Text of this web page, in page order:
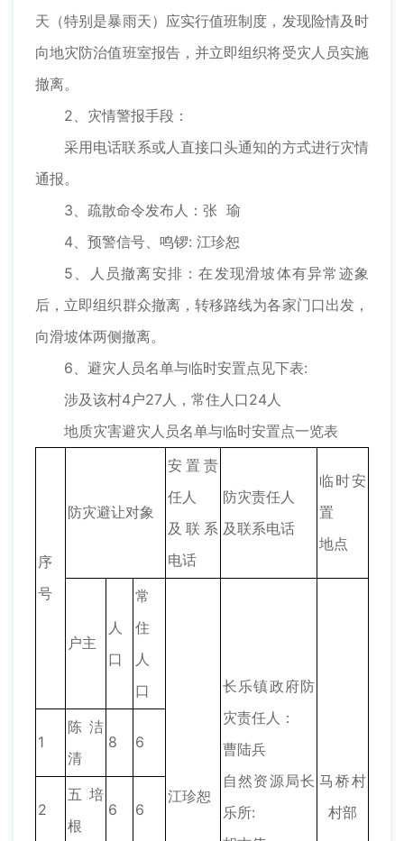
天（特别是暴雨天）应实行值班制度，发现险情及时
向地灾防治值班室报告，并立即组织将受灾人员实施
撤离。
2、灾情警报手段：
采用电话联系或人直接口头通知的方式进行灾情
通报。
3、疏散命令发布人：张 瑜
4、预警信号、鸣锣: 江珍恕
5、人员撤离安排：在发现滑坡体有异常迹象
后，立即组织群众撤离，转移路线为各家门口出发，
向滑坡体两侧撤离。
6、避灾人员名单与临时安置点见下表:
涉及该村4户27人，常住人口24人
地质灾害避灾人员名单与临时安置点一览表
序
号
防灾避让对象
安置责
任人
及联系
电话
防灾责任人
及联系电话
临时安
置
地点
户主
人
口
常
住
人
口
江珍恕
长乐镇政府防
灾责任人：
曹陆兵
自然资源局长
乐所:
马桥村
村部
1
陈洁
清
8 6
2
五培
根
6 6